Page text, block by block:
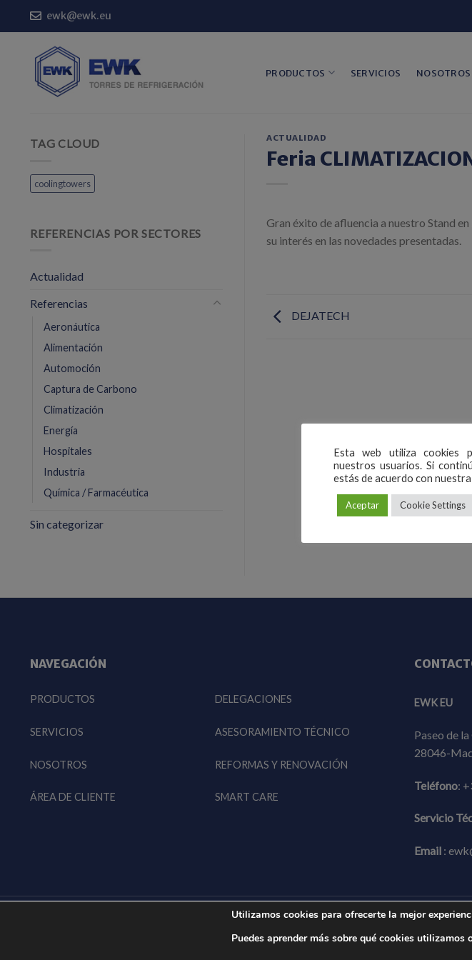
ewk@ewk.eu
PRODUCTOS SERVICIOS NOSOTROS
TAG CLOUD
coolingtowers
REFERENCIAS POR SECTORES
Actualidad
Referencias
Aeronáutica
Alimentación
Automoción
Captura de Carbono
Climatización
Energía
Hospitales
Industria
Química / Farmacéutica
Sin categorizar
ACTUALIDAD
Feria
Gran éxito de afluencia a nuestro Stand
su interés en las novedades presentadas.
DEJATECH
NAVEGACIÓN
PRODUCTOS
SERVICIOS
NOSOTROS
ÁREA DE CLIENTE
DELEGACIONES
ASESORAMIENTO TÉCNICO
REFORMAS Y RENOVACIÓN
SMART CARE
EWK EU
Paseo de
28046-
Teléfono:
Servicio
Email:
Esta web utiliza cookies
nuestros usuarios. Si
estás de acuerdo con
Aceptar Cookie Settings
Utilizamos cookies para ofrecerte la mejor
Puedes aprender más sobre qué cookies